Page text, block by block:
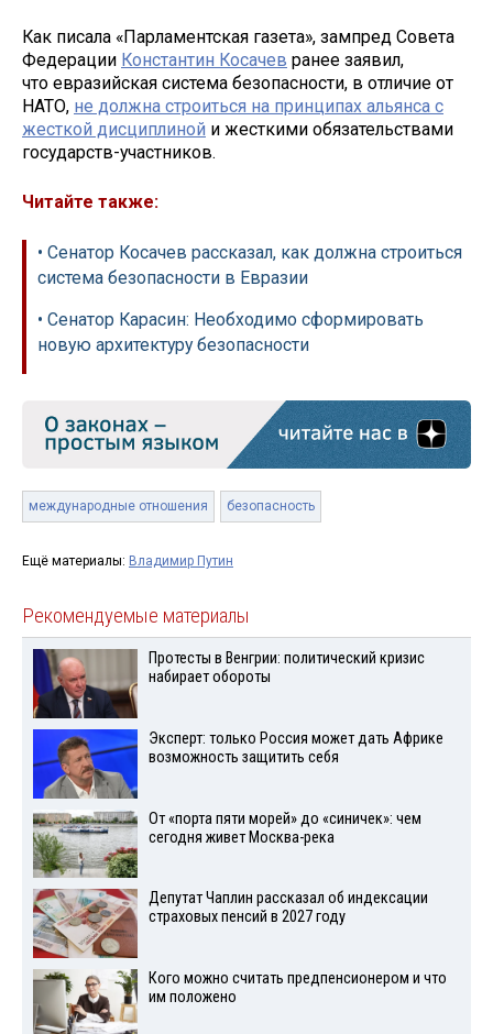
Как писала «Парламентская газета», зампред Совета
Федерации Константин Косачев ранее заявил,
что евразийская система безопасности, в отличие от
НАТО, не должна строиться на принципах альянса с
жесткой дисциплиной и жесткими обязательствами
государств-участников.
Читайте также:
• Сенатор Косачев рассказал, как должна строиться
система безопасности в Евразии
• Сенатор Карасин: Необходимо сформировать
новую архитектуру безопасности
международные отношения безопасность
Ещё материалы: Владимир Путин
Рекомендуемые материалы
Протесты в Венгрии: политический кризис
набирает обороты
Эксперт: только Россия может дать Африке
возможность защитить себя
От «порта пяти морей» до «синичек»: чем
сегодня живет Москва-река
Депутат Чаплин рассказал об индексации
страховых пенсий в 2027 году
Кого можно считать предпенсионером и что
им положено